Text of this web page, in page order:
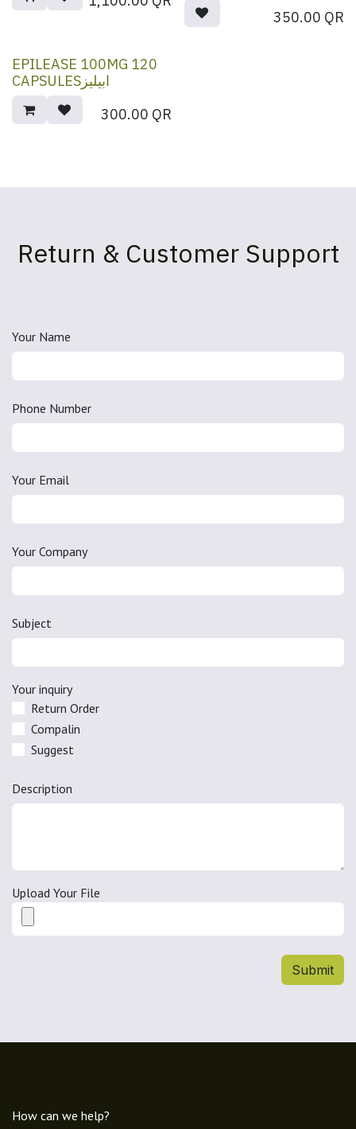
350.00 QR
EPILEASE 100MG 120
CAPSULESابيليز
300.00 QR
Return & Customer Support
Your Name
Phone Number
Your Email
Your Company
Subject
Your inquiry
Return Order
Compalin
Suggest
Description
Upload Your File
Submit
How can we help?